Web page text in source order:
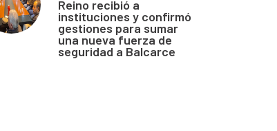
Reino recibió a
instituciones y confirmó
gestiones para sumar
una nueva fuerza de
seguridad a Balcarce